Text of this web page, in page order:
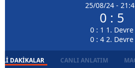
25/08/24 -
0 : 5
0 : 1 1. Devre
0 : 4 2. Devre
DAKIKALAR CANLI ANLATIM